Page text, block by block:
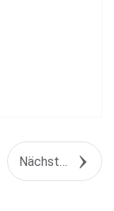
Nächstes Objekt